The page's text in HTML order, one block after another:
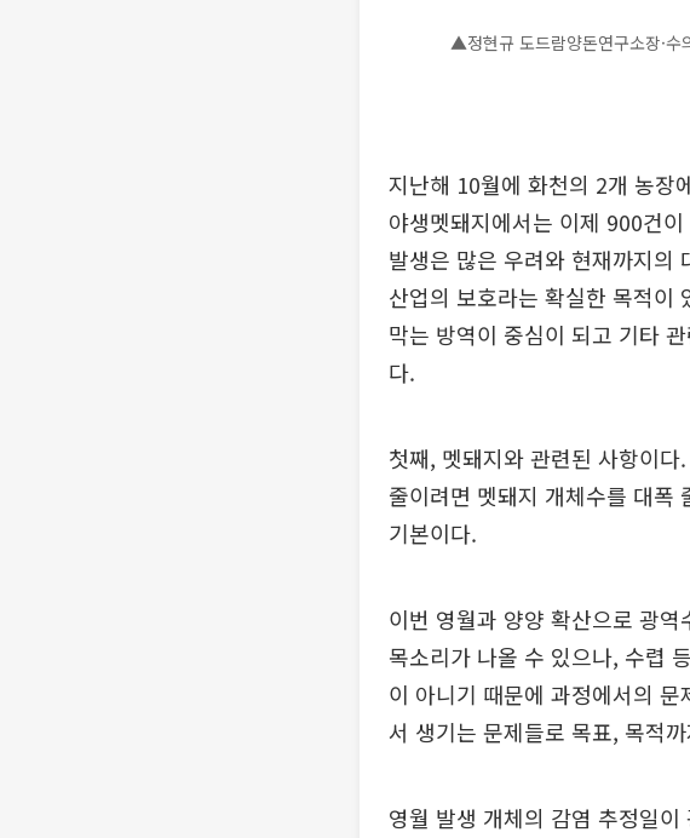
▲정현규 도드람양돈연구소장·수
지난해 10월에 화천의 2개 농장
야생멧돼지에서는 이제 900건
발생은 많은 우려와 현재까지의
산업의 보호라는 확실한 목적이
막는 방역이 중심이 되고 기타
다.
첫째, 멧돼지와 관련된 사항이
줄이려면 멧돼지 개체수를 대폭
기본이다.
이번 영월과 양양 확산으로 광
목소리가 나올 수 있으나, 수렵
이 아니기 때문에 과정에서의
서 생기는 문제들로 목표, 목적
영월 발생 개체의 감염 추정일